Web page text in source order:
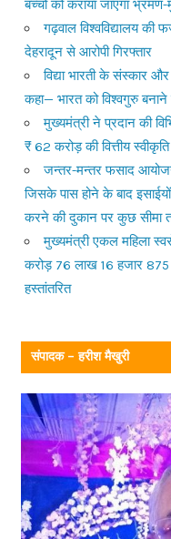
बच्चों को कराया जाएगा
गढ़वाल विश्वविद्यालय की
देहरादून से आरोपी गिरफ्तार
विद्या भारती के संस्कार
कहा— भारत को विश्वगुरु
मुख्यमंत्री ने प्रदान की
₹ 62 करोड़ की वित्तीय स्वीकृति
जन्तर-मन्तर फसाद
जिसके पास होने के बाद इसाईयों
करने की दुकान पर कुछ
मुख्यमंत्री एकल महिला
करोड़ 76 लाख 16 हजार 875
हस्तांतरित
संपादक – हरीश मैखुरी